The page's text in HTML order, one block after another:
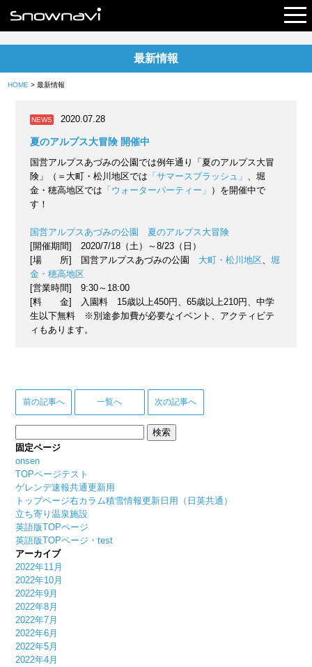
最新情報
HOME > 最新情報
NEWS 2020.07.28
夏のアルプス大冒険 開催中
国営アルプスあづみの公園では例年通り「夏のアルプス大冒
険」（＝大町・松川地区では 「サマースプラッシュ」 、堀
金・穂高地区では 「ウォーターパーティー」 ）を開催中で
す！
国営アルプスあづみの公園 夏のアルプス大冒険
[開催期間] 2020/7/18（土）～8/23（日）
[場 所] 国営アルプスあづみの公園 大町・松川地区、 堀
金・穂高地区
[営業時間] 9:30～18:00
[料 金] 入園料 15歳以上450円、65歳以上210円、中学
生以下無料 ※別途参加費が必要なイベント、アクティビテ
ィもあります。
前の記事へ 一覧へ 次の記事へ
索:
固定ページ
onsen
TOPページテスト
ゲレンデ速報共通更新用
トップページ右カラム積雪情報更新日用（日英共通）
立ち寄り温泉施設
英語版TOPページ
英語版TOPページ・test
アーカイブ
2022年11月
2022年10月
2022年9月
2022年8月
2022年7月
2022年6月
2022年5月
2022年4月